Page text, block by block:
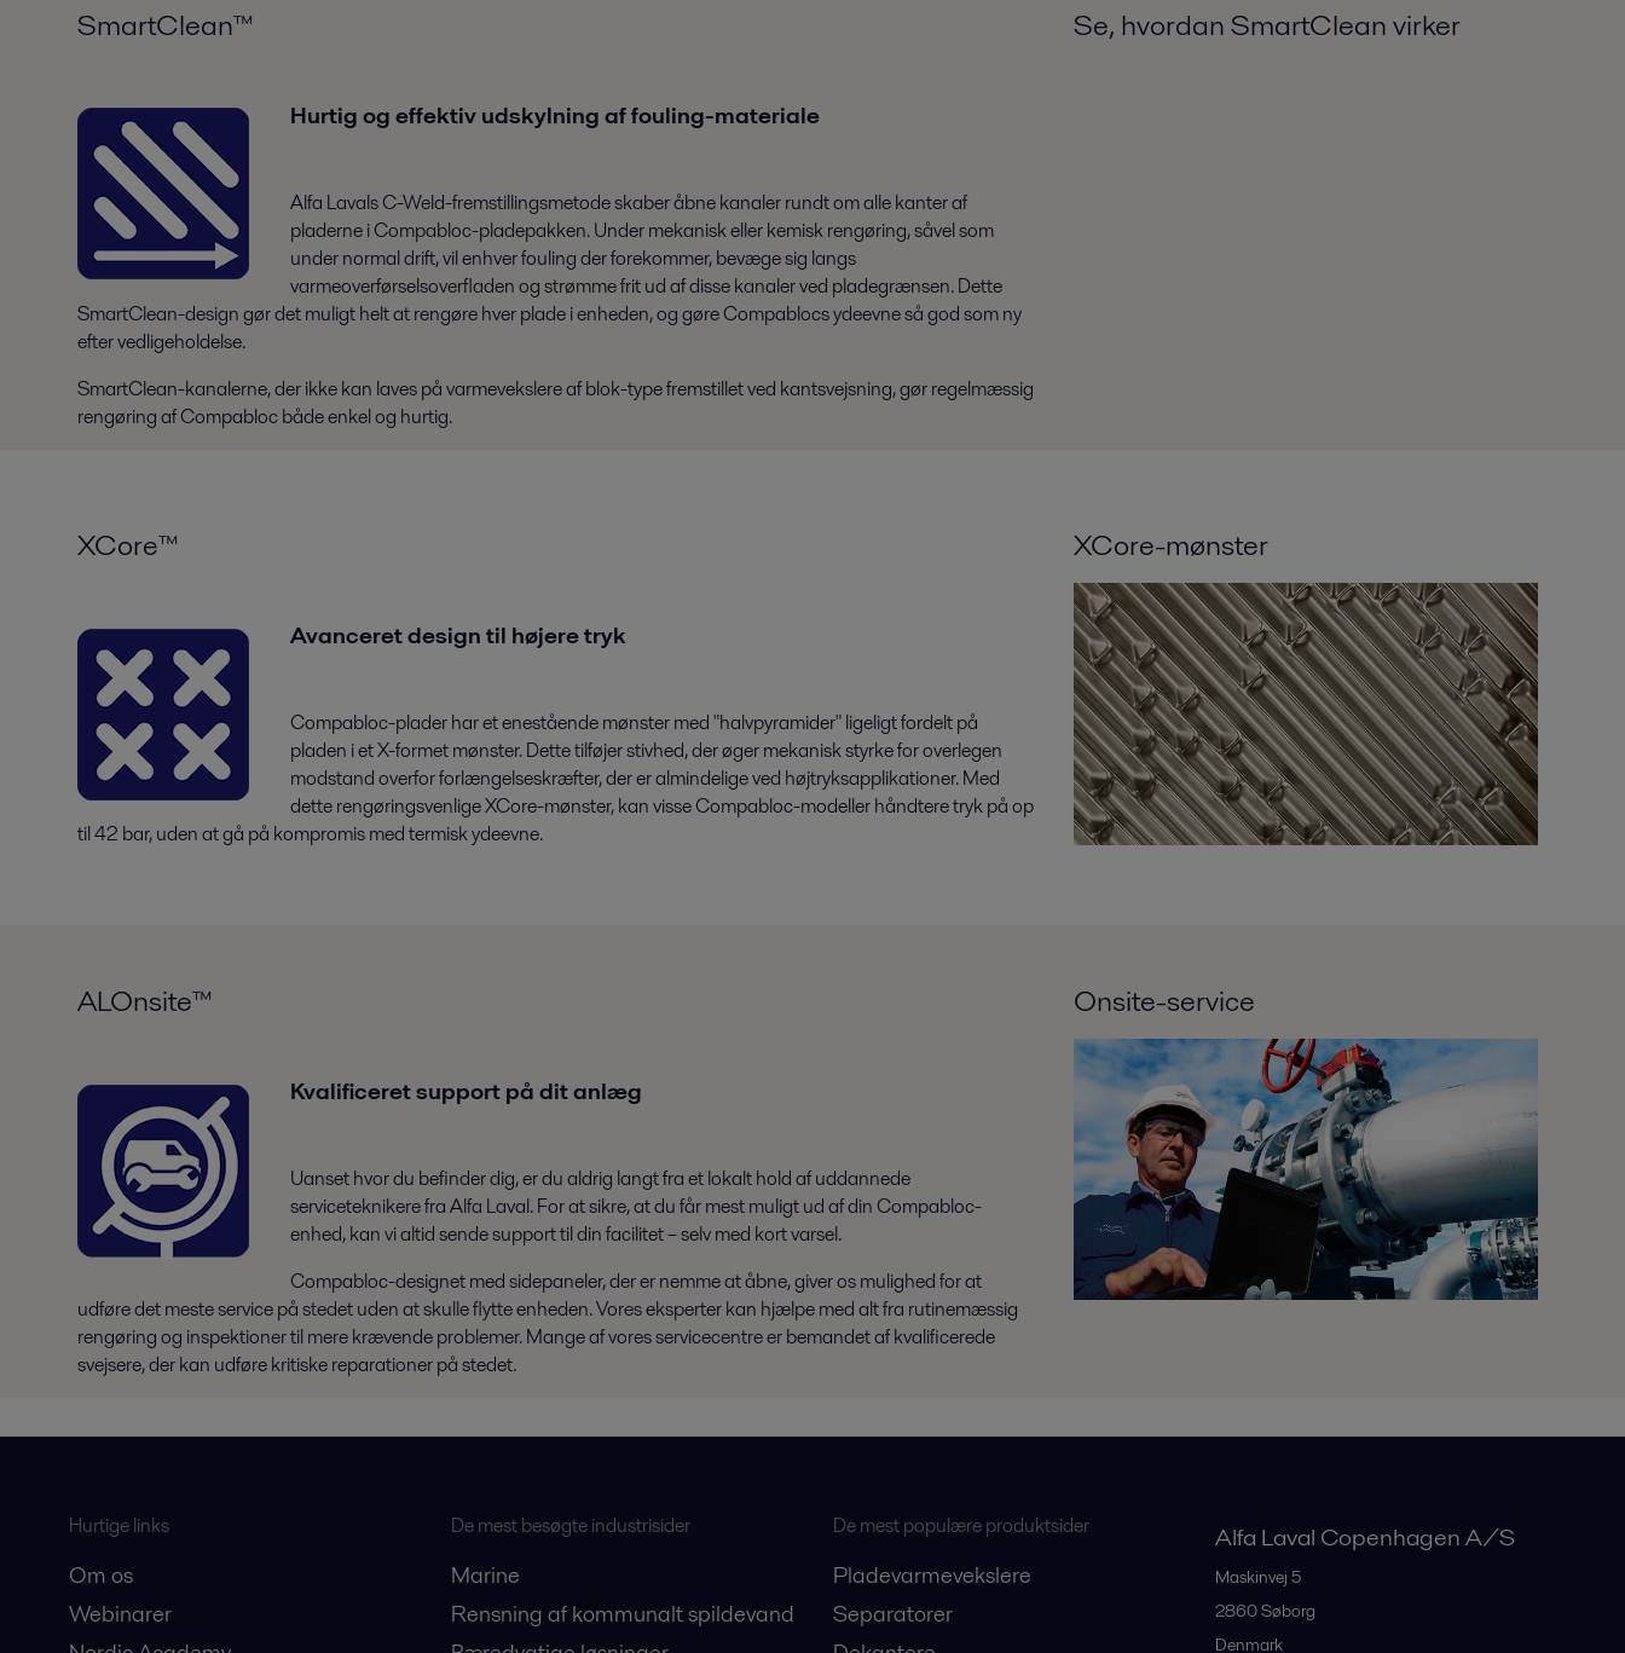
SmartClean™
Hurtig og effektiv udskylning af fouling-materiale
Alfa Lavals C-Weld-fremstillingsmetode skaber åbne kanaler rundt om alle kanter af
pladerne i Compabloc-pladepakken. Under mekanisk eller kemisk rengøring, såvel som
under normal drift, vil enhver fouling der forekommer, bevæge sig langs
varmeoverførselsoverfladen og strømme frit ud af disse kanaler ved pladegrænsen. Dette
SmartClean-design gør det muligt helt at rengøre hver plade i enheden, og gøre Compablocs ydeevne så god som ny
efter vedligeholdelse.
SmartClean-kanalerne, der ikke kan laves på varmevekslere af blok-type fremstillet ved kantsvejsning, gør regelmæssig
rengøring af Compabloc både enkel og hurtig.
Se, hvordan SmartClean virker
XCore™
Avanceret design til højere tryk
Compabloc-plader har et enestående mønster med "halvpyramider" ligeligt fordelt på
pladen i et X-formet mønster. Dette tilføjer stivhed, der øger mekanisk styrke for overlegen
modstand overfor forlængelseskræfter, der er almindelige ved højtryksapplikationer. Med
dette rengøringsvenlige XCore-mønster, kan visse Compabloc-modeller håndtere tryk på op
til 42 bar, uden at gå på kompromis med termisk ydeevne.
XCore-mønster
ALOnsite™
Kvalificeret support på dit anlæg
Uanset hvor du befinder dig, er du aldrig langt fra et lokalt hold af uddannede
serviceteknikere fra Alfa Laval. For at sikre, at du får mest muligt ud af din Compabloc-
enhed, kan vi altid sende support til din facilitet – selv med kort varsel.
Compabloc-designet med sidepaneler, der er nemme at åbne, giver os mulighed for at
udføre det meste service på stedet uden at skulle flytte enheden. Vores eksperter kan hjælpe med alt fra rutinemæssig
rengøring og inspektioner til mere krævende problemer. Mange af vores servicecentre er bemandet af kvalificerede
svejsere, der kan udføre kritiske reparationer på stedet.
Onsite-service
Hurtige links
Om os
Webinarer
De mest besøgte industrisider
Marine
Rensning af kommunalt spildevand
De mest populære produktsider
Pladevarmevekslere
Separatorer
Alfa Laval Copenhagen A/S
Maskinvej 5
2860Søborg
Denmark